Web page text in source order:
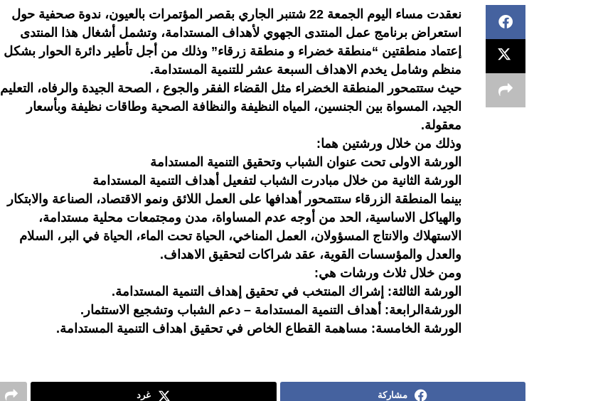
نعقدت مساء اليوم الجمعة 22 شتنبر الجاري بقصر المؤتمرات بالعيون، ندوة صحفية حول
استعراض برنامج عمل المنتدى الجهوي لأهداف المستدامة، وتشمل أشغال هذا المنتدى
إعتماد منطقتين “منطقة خضراء و منطقة زرقاء” وذلك من أجل تأطير دائرة الحوار بشكل
منظم وشامل يخدم الاهداف السبعة عشر للتنمية المستدامة.
حيث ستتمحور المنطقة الخضراء مثل القضاء الفقر والجوع ، الصحة الجيدة والرفاه، التعليم
الجيد، المسواة بين الجنسين، المياه النظيفة والنظافة الصحية وطاقات نظيفة وبأسعار
معقولة.
وذلك من خلال ورشتين هما:
الورشة الاولى تحت عنوان الشباب وتحقيق التنمية المستدامة
الورشة الثانية من خلال مبادرت الشباب لتفعيل أهداف التنمية المستدامة
بينما المنطقة الزرقاء ستتمحور أهدافها على العمل اللائق ونمو الاقتصاد، الصناعة والابتكار
والهياكل الاساسية، الحد من أوجه عدم المساواة، مدن ومجتمعات محلية مستدامة،
الاستهلاك والانتاج المسؤولان، العمل المناخي، الحياة تحت الماء، الحياة في البر، السلام
والعدل والمؤسسات القوية، عقد شراكات لتحقيق الاهداف.
ومن خلال ثلاث ورشات هي:
الورشة الثالثة: إشراك المنتخب في تحقيق إهداف التنمية المستدامة.
الورشةالرابعة: أهداف التنمية المستدامة – دعم الشباب وتشجيع الاستثمار.
الورشة الخامسة: مساهمة القطاع الخاص في تحقيق اهداف التنمية المستدامة.
مشاركة غرد